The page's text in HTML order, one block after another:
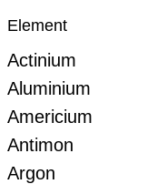
Element
Actinium
Aluminium
Americium
Antimon
Argon